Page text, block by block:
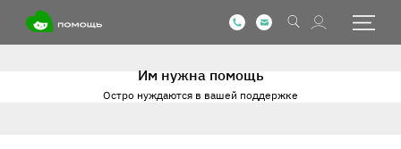
Они ждут вашей помощи
Им нужна помощь
Остро нуждаются в вашей поддержке